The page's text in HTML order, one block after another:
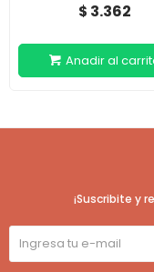
$ 3.362
¡Suscribite y